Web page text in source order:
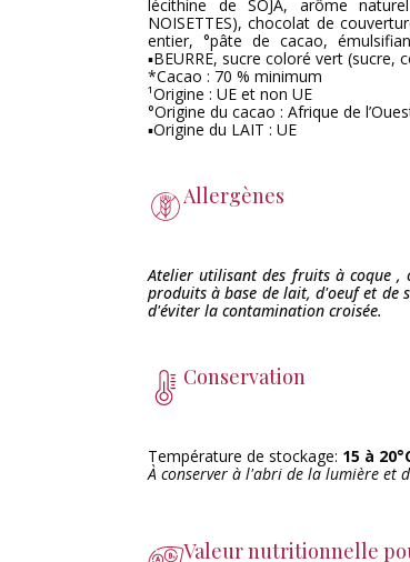
lécithine de SOJA, arôme
NOISETTES), chocolat de
entier, °pâte de cacao,
▪BEURRE, sucre coloré vert (sucre,
*Cacao : 70 % minimum
¹Origine : UE et non UE
°Origine du cacao : Afrique de
▪Origine du LAIT : UE
Allergènes
Atelier utilisant des fruits à coque ,
produits à base de lait, d'oeuf et de
d'éviter la contamination croisée.
Conservation
Température de stockage: 15 à
À conserver à l'abri de la lumière et
Valeur nutritionnelle